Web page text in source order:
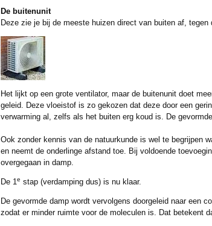
De buitenunit
Deze zie je bij de meeste huizen direct van buiten af,
Het lijkt op een grote ventilator, maar de buitenunit doet
geleid. Deze vloeistof is zo gekozen dat deze door een
verwarming al, zelfs als het buiten erg koud is. De
Ook zonder kennis van de natuurkunde is wel te begrijpen
en neemt de onderlinge afstand toe. Bij voldoende
overgegaan in damp.
De 1 e stap (verdamping dus) is nu klaar.
De gevormde damp wordt vervolgens doorgeleid naar een
zodat er minder ruimte voor de moleculen is. Dat betekent